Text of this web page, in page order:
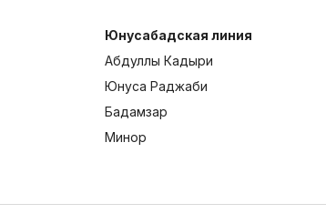
Юнусабадская линия
Абдуллы Кадыри
Юнуса Раджаби
Бадамзар
Минор